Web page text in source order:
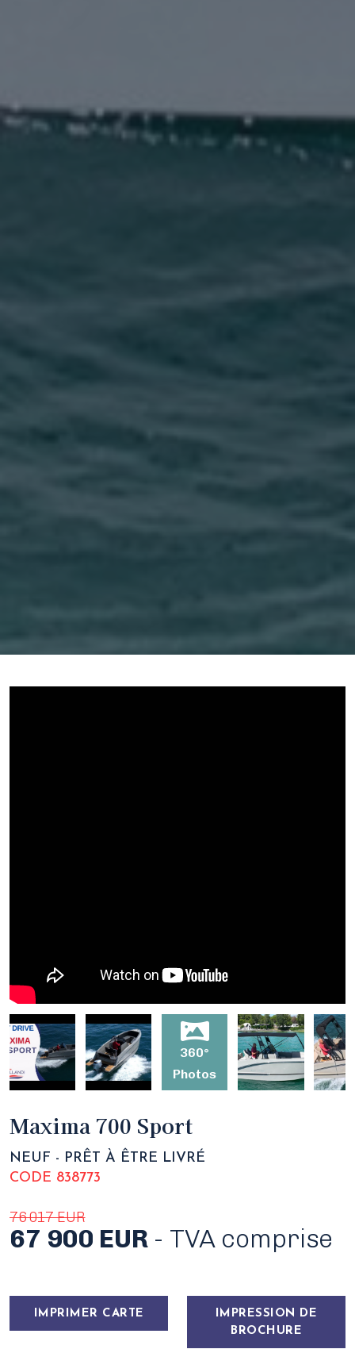
360°
Photos
Maxima 700 Sport
NEUF - PRÊT À ÊTRE LIVRÉ
CODE 838773
76 017 EUR
67 900 EUR- TVA comprise
IMPRIMER CARTE
IMPRESSION DE
BROCHURE